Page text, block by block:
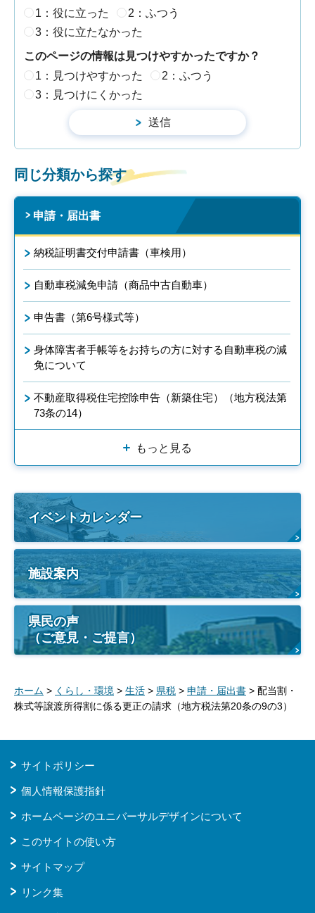
1：役に立った
2：ふつう
3：役に立たなかった
このページの情報は見つけやすかったですか？
1：見つけやすかった
2：ふつう
3：見つけにくかった
同じ分類から探す
申請・届出書
納税証明書交付申請書（車検用）
自動車税減免申請（商品中古自動車）
申告書（第6号様式等）
身体障害者手帳等をお持ちの方に対する自動車税の減
免について
不動産取得税住宅控除申告（新築住宅）（地方税法第
73条の14）
もっと見る
イベントカレンダー
施設案内
県民の声
（ご意見・ご提言）
ホーム > くらし・環境 > 生活 > 県税 > 申請・届出書 > 配当割・
株式等譲渡所得割に係る更正の請求（地方税法第20条の9の3）
サイトポリシー
個人情報保護指針
ホームページのユニバーサルデザインについて
このサイトの使い方
サイトマップ
リンク集